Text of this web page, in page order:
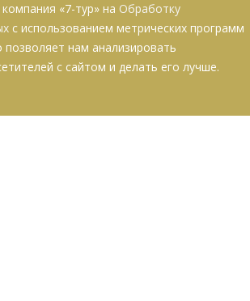
«7-тур» на Обработку
с использованием метрических программ
позволяет нам анализировать
с сайтом и делать его лучше.